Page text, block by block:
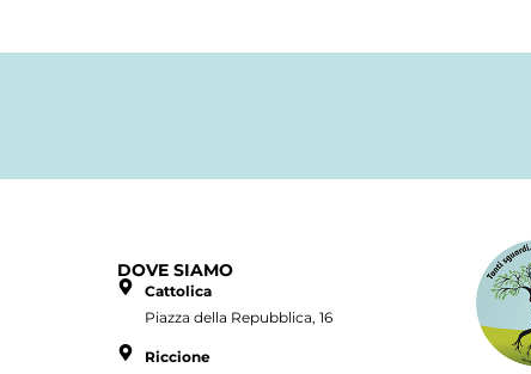
DOVE SIAMO
Cattolica
Piazza della Repubblica, 16
Riccione